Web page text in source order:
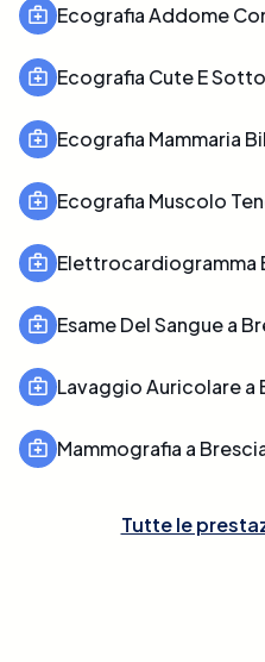
Ecografia Addome
Ecografia Cute E
Ecografia Mammaria
Ecografia Muscolo
Elettrocardiogramma
Esame Del Sangue a
Lavaggio Auricolare a
Mammografia a
Tutte le